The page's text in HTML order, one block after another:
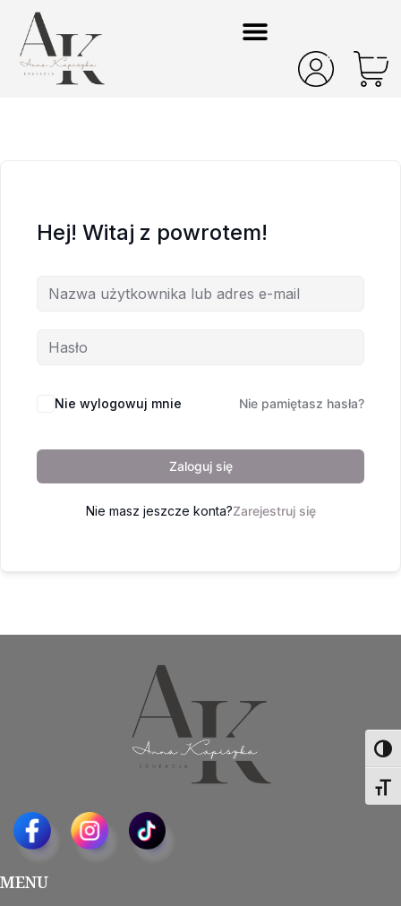
Hej! Witaj z powrotem!
Nie wylogowuj mnie Nie pamiętasz hasła?
Zaloguj się
Nie masz jeszcze konta?Zarejestruj się
MENU